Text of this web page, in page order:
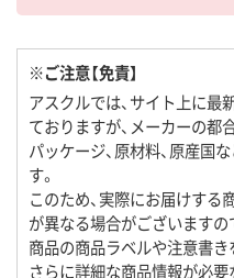
※ご注意【免責】
アスクルでは、サイト上に最
ておりますが、メーカーの都
パッケージ、原材料、原産国
す。
このため、実際にお届けす
が異なる場合がございますの
商品の商品ラベルや注意書き
さらに詳細な商品情報が必